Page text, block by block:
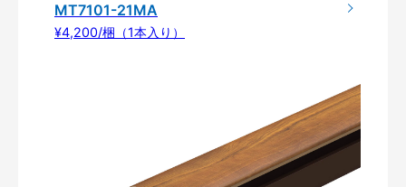
MT7101-21MA
¥4,200/梱（1本入り）